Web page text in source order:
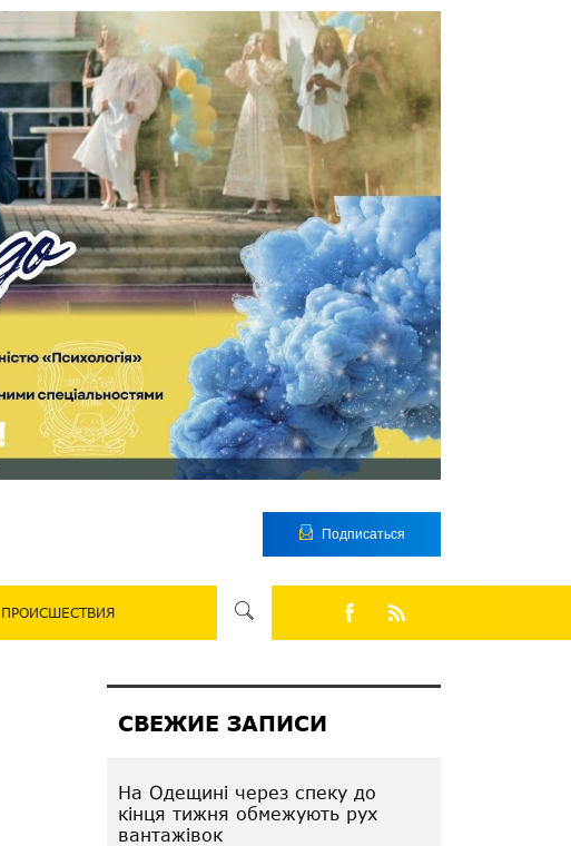
Подписаться
ПРОИСШЕСТВИЯ
СВЕЖИЕ ЗАПИСИ
На Одещині через спеку до
кінця тижня обмежують рух
вантажівок